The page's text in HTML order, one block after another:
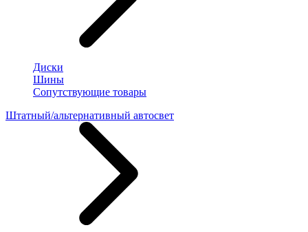
Диски
Шины
Сопутствующие товары
Штатный/альтернативный автосвет